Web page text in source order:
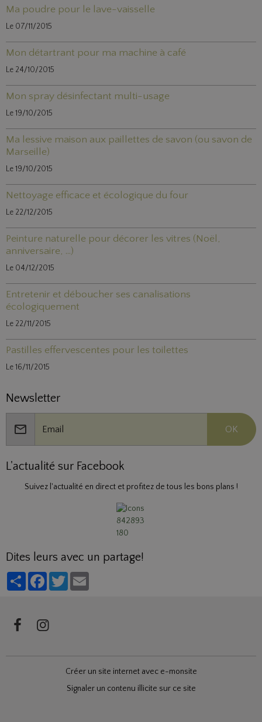
Ma poudre pour le lave-vaisselle
Le 07/11/2015
Mon détartrant pour ma machine à café
Le 24/10/2015
Mon spray désinfectant multi-usage
Le 19/10/2015
Ma lessive maison aux paillettes de savon (ou savon de
Marseille)
Le 19/10/2015
Nettoyage efficace et écologique du four
Le 22/12/2015
Peinture naturelle pour décorer les vitres (Noël,
anniversaire, ...)
Le 04/12/2015
Entretenir et déboucher ses canalisations
écologiquement
Le 22/11/2015
Pastilles effervescentes pour les toilettes
Le 16/11/2015
Newsletter
OK
L'actualité sur Facebook
Suivez l'actualité en direct et profitez de tous les bons plans !
Dites leurs avec un partage!
PartagerFacebookTwitter
Créer un site internet avec e-monsite
Signaler un contenu illicite sur ce site